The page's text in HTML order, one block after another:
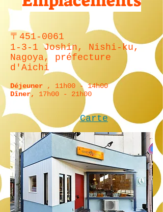
〒451-0061
1-3-1 Joshin, Nishi-ku,
Nagoya, préfecture
d'Aichi
Déjeuner , 11h00 - 14h00
Dîner,
17h00 - 21h00
Carte